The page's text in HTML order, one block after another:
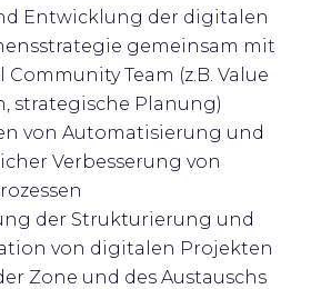
Entwicklung der digitalen
gemeinsam mit
Team (z.B. Value
strategische Planung)
von Automatisierung und
Verbesserung von
der Strukturierung und
von digitalen Projekten
Zone und des Austauschs